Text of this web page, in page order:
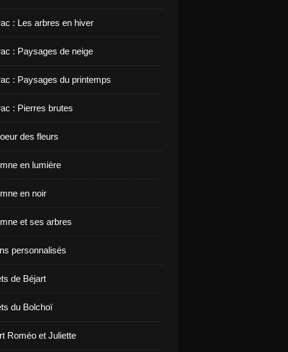
: Les arbres en hiver
: Paysages de neige
: Paysages du printemps
: Pierres brutes
des fleurs
en lumière
en noir
et ses arbres
personnalisés
de Béjart
du Bolchoï
Roméo et Juliette